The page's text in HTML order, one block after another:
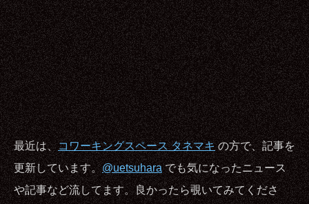
最近は、コワーキングスペース タネマキの方で、記事を
更新しています。@uetsuharaでも気になったニュース
や記事など流してます。良かったら覗いてみてくださ